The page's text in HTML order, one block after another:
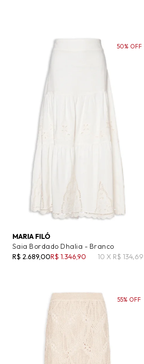
MARIA FILÓ
Saia Bordado Dhalia - Branco
R$ 2.689,00R$ 1.346,90 10 X R$ 134,69
50% OFF
55% OFF